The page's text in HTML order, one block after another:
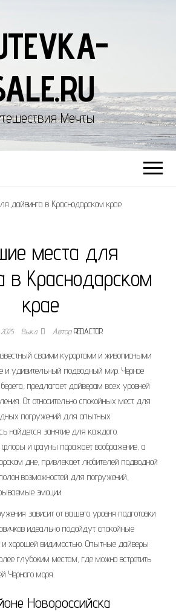
Мечты
дайвинга в Краснодарском крае
места для
в Краснодарском
крае
Выкл. АвторREDACTOR
своими курортами и живописными
и удивительный подводный мир. Черное
предлагает дайверам всех уровней
От относительно спокойных мест для
погружений для опытных
найдется занятие для каждого.
флоры и фауны поражает воображение, а
дне, привлекает любителей подводной
возможностей для погружений,
эмоции.
зависит от вашего уровня подготовки
идеально подойдут спокойные
хорошей видимостью. Опытные дайверы
глубоким местам, где можно встретить
Черного моря.
Новороссийска